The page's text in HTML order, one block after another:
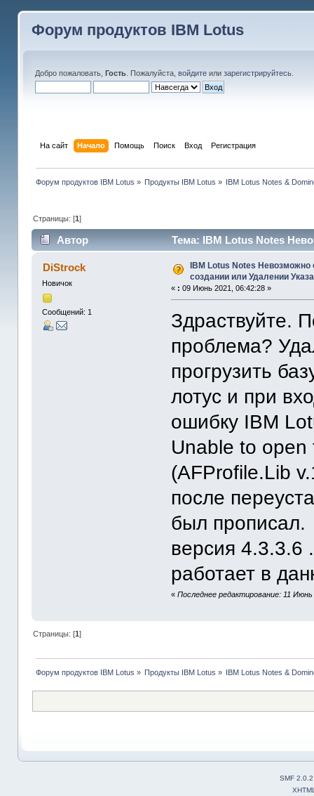
Форум продуктов IBM Lotus
Добро пожаловать, Гость. Пожалуйста, войдитеили зарегистрируйтесь.
На сайт Начало Помощь Поиск Вход Регистрация
Форум продуктов IBM Lotus » Продукты IBM Lotus » IBM Lotus Notes &
Страницы: [1]
Автор
Тема: IBM Lotus Notes
Фай (Прочитано 17720 раз)
DiStrock
Новичок
Сообщений: 1
IBM Lotus Notes
создании или Удалении
« : 09 Июнь 2021, 06:42:28 »
Здраствуйте.
проблема?
прогрузить
лотус и при
ошибку IBM
Unable to
(AFProfile.Lib
после
был прописал.
версия 4.3.3.6
работает в
«Последнее редактирование: 11
Страницы: [1]
Форум продуктов IBM Lotus » Продукты IBM Lotus » IBM Lotus Notes &
SMF 2.0.2